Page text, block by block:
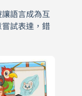
語言成為互
試表達，錯